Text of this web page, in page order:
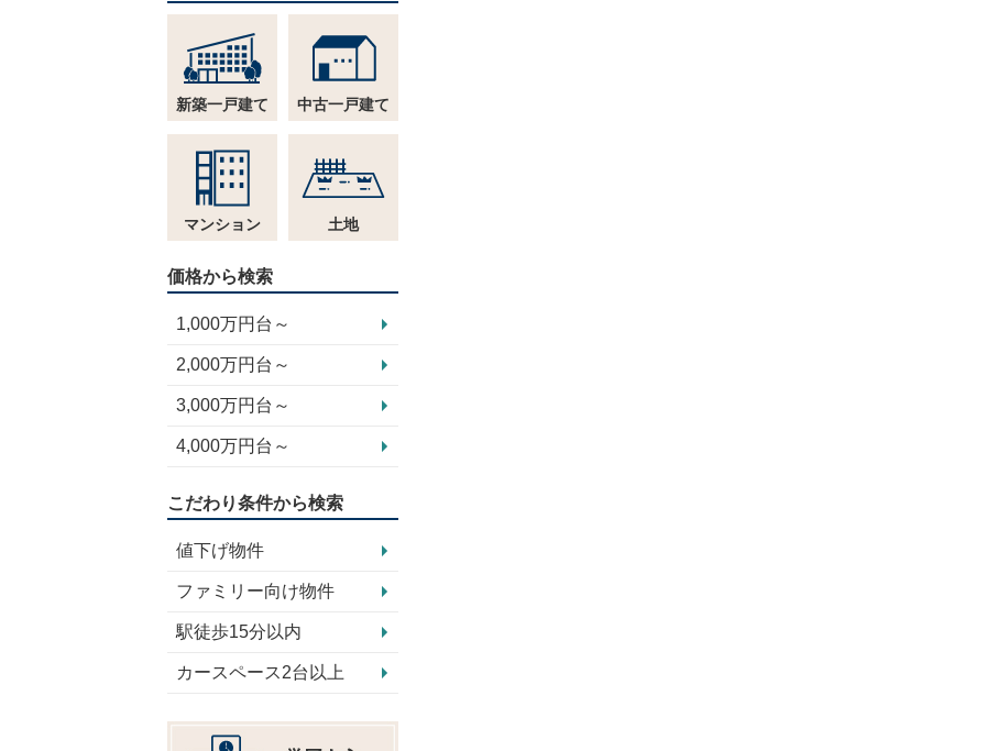
新築一戸建て 中古一戸建て
マンション 土地
価格から検索
1,000万円台～
2,000万円台～
3,000万円台～
4,000万円台～
こだわり条件から検索
値下げ物件
ファミリー向け物件
駅徒歩15分以内
カースペース2台以上